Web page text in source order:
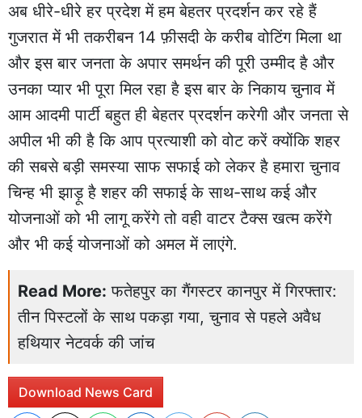
अब धीरे-धीरे हर प्रदेश में हम बेहतर प्रदर्शन कर रहे हैं
गुजरात में भी तकरीबन 14 फ़ीसदी के करीब वोटिंग मिला था
और इस बार जनता के अपार समर्थन की पूरी उम्मीद है और
उनका प्यार भी पूरा मिल रहा है इस बार के निकाय चुनाव में
आम आदमी पार्टी बहुत ही बेहतर प्रदर्शन करेगी और जनता से
अपील भी की है कि आप प्रत्याशी को वोट करें क्योंकि शहर
की सबसे बड़ी समस्या साफ सफाई को लेकर है हमारा चुनाव
चिन्ह भी झाड़ू है शहर की सफाई के साथ-साथ कई और
योजनाओं को भी लागू करेंगे तो वही वाटर टैक्स खत्म करेंगे
और भी कई योजनाओं को अमल में लाएंगे.
Read More: फतेहपुर का गैंगस्टर कानपुर में गिरफ्तार:
तीन पिस्टलों के साथ पकड़ा गया, चुनाव से पहले अवैध
हथियार नेटवर्क की जांच
Download News Card